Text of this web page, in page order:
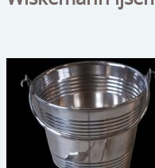
beelden
meubels
reclamevoorwerpen/
curiosa
CONTACT